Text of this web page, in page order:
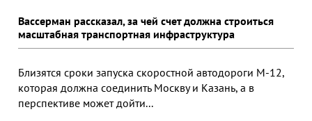
Вассерман рассказал, за чей счет должна строиться
масштабная транспортная инфраструктура
Близятся сроки запуска скоростной автодороги М-12,
которая должна соединить Москву и Казань, а в
перспективе может дойти...